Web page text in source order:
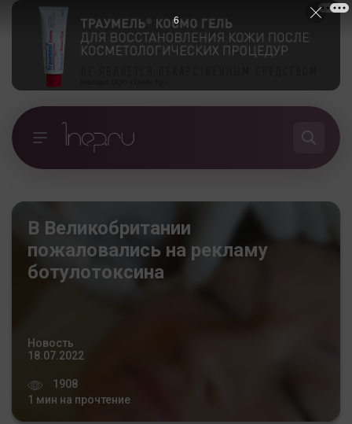
В Великобритании
пожаловались на рекламу
ботулотоксина
Новость
18.07.2022
1908
1 мин на прочтение
5